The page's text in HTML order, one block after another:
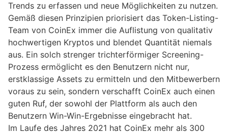
Trends zu erfassen und neue Möglichkeiten zu nutzen.
Gemäß diesen Prinzipien priorisiert das Token-Listing-
Team von CoinEx immer die Auflistung von qualitativ
hochwertigen Kryptos und blendet Quantität niemals
aus. Ein solch strenger trichterförmiger Screening-
Prozess ermöglicht es den Benutzern nicht nur,
erstklassige Assets zu ermitteln und den Mitbewerbern
voraus zu sein, sondern verschafft CoinEx auch einen
guten Ruf, der sowohl der Plattform als auch den
Benutzern Win-Win-Ergebnisse eingebracht hat.
Im Laufe des Jahres 2021 hat CoinEx mehr als 300